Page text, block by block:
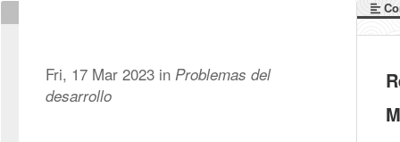
Fri, 17 Mar 2023 in Problemas del
desarrollo